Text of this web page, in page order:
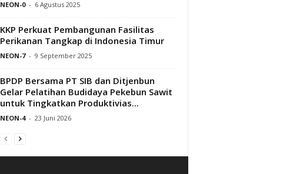
NEON-0 - 6 Agustus 2025
KKP Perkuat Pembangunan Fasilitas
Perikanan Tangkap di Indonesia Timur
NEON-7 - 9 September 2025
BPDP Bersama PT SIB dan Ditjenbun
Gelar Pelatihan Budidaya Pekebun Sawit
untuk Tingkatkan Produktivias...
NEON-4 - 23 Juni 2026